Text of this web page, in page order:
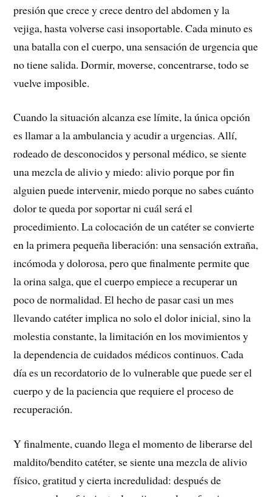
presión que crece y crece dentro del abdomen y la
vejiga, hasta volverse casi insoportable. Cada minuto es
una batalla con el cuerpo, una sensación de urgencia que
no tiene salida. Dormir, moverse, concentrarse, todo se
vuelve imposible.
Cuando la situación alcanza ese límite, la única opción
es llamar a la ambulancia y acudir a urgencias. Allí,
rodeado de desconocidos y personal médico, se siente
una mezcla de alivio y miedo: alivio porque por fin
alguien puede intervenir, miedo porque no sabes cuánto
dolor te queda por soportar ni cuál será el
procedimiento. La colocación de un catéter se convierte
en la primera pequeña liberación: una sensación extraña,
incómoda y dolorosa, pero que finalmente permite que
la orina salga, que el cuerpo empiece a recuperar un
poco de normalidad. El hecho de pasar casi un mes
llevando catéter implica no solo el dolor inicial, sino la
molestia constante, la limitación en los movimientos y
la dependencia de cuidados médicos continuos. Cada
día es un recordatorio de lo vulnerable que puede ser el
cuerpo y de la paciencia que requiere el proceso de
recuperación.
Y finalmente, cuando llega el momento de liberarse del
maldito/bendito catéter, se siente una mezcla de alivio
físico, gratitud y cierta incredulidad: después de